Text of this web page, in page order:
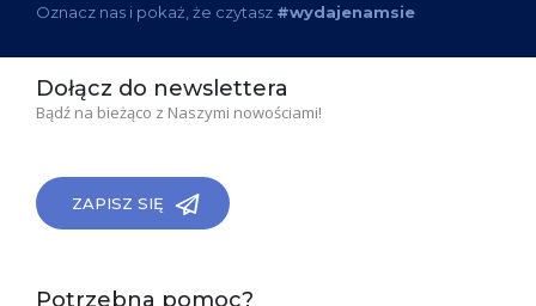
Oznacz nas i pokaż, że czytasz #wydajenamsie
Dołącz do newslettera
Bądź na bieżąco z Naszymi nowościami!
ZAPISZ SIĘ
Potrzebna pomoc?